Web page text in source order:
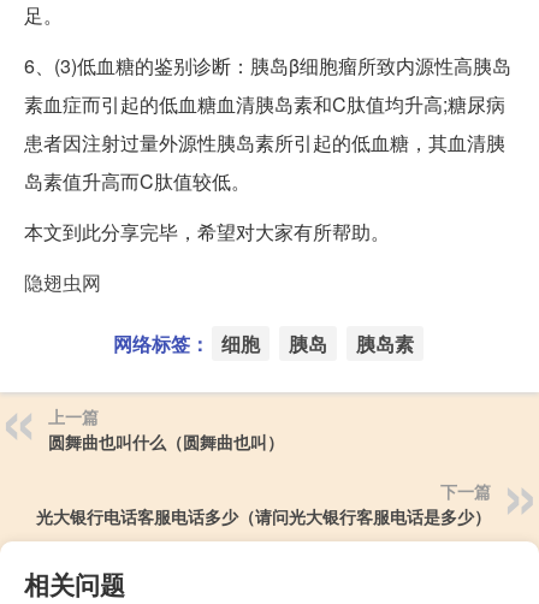
足。
6、(3)低血糖的鉴别诊断：胰岛β细胞瘤所致内源性高胰岛
素血症而引起的低血糖血清胰岛素和C肽值均升高;糖尿病
患者因注射过量外源性胰岛素所引起的低血糖，其血清胰
岛素值升高而C肽值较低。
本文到此分享完毕，希望对大家有所帮助。
隐翅虫网
网络标签： 细胞 胰岛 胰岛素
上一篇
圆舞曲也叫什么（圆舞曲也叫）
下一篇
光大银行电话客服电话多少（请问光大银行客服电话是多少）
相关问题